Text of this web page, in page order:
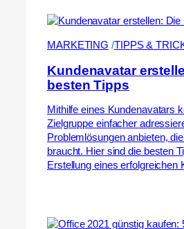
MARKETING /TIPPS &
Kundenavatar
besten Tipps
Mithilfe eines Kundenavatars
Zielgruppe einfacher
Problemlösungen anbieten,
braucht. Hier sind die besten
Erstellung eines erfolgreichen